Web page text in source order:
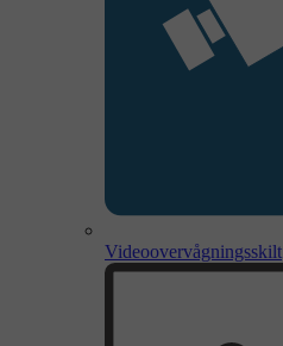
Videoovervågningsskilt